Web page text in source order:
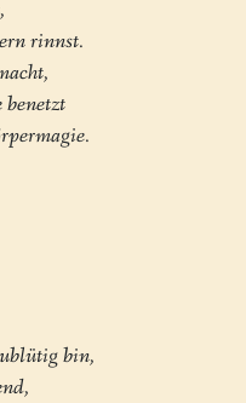
rinnst.
benetzt
bin,